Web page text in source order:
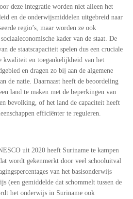
deze integratie worden niet alleen het
en de onderwijsmiddelen uitgebreid naar
regio’s, maar worden ze ook
kader van de staat. De
de staatscapaciteit spelen dus een cruciale
kwaliteit en toegankelijkheid van het
en dragen zo bij aan de algemene
de natie. Daarnaast heeft de beoordeling
land te maken met de beperkingen van
bevolking, of het land de capaciteit heeft
efficiënter te reguleren.
uit 2020 heeft Suriname te kampen
wordt gekenmerkt door veel schooluitval
van het basisonderwijs
(een gemiddelde dat schommelt tussen de
het onderwijs in Suriname ook